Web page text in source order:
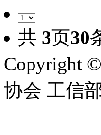
共 3页30
Copyright
协会 工信